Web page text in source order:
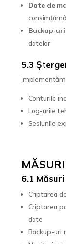
Date de
Backup-uri:
datelor
5.3
Conturile
Log-urile
Sesiunile
6.1
Criptarea
Criptarea
date
Backup-uri